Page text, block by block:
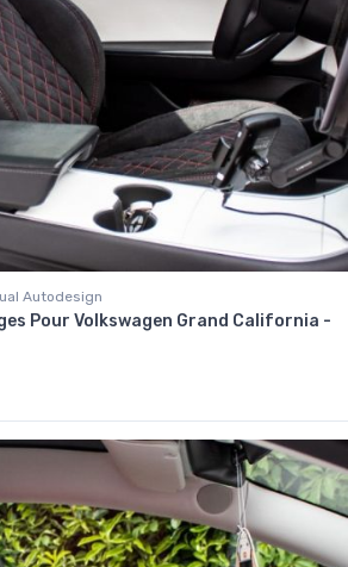
Autodesign
Pour Volkswagen Grand California -